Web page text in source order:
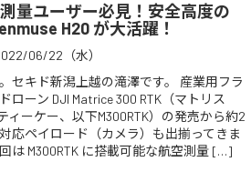
量ユーザー必見！安全高度の
H20 が大活躍！
06/22（水）
セキド新潟上越の滝澤です。 産業用フラ
ローン DJI Matrice 300 RTK（マトリス
ィーケー、以下M300RTK）の発売から約2
応ペイロード（カメラ）も出揃ってきま
は M300RTK に搭載可能な航空測量 […]